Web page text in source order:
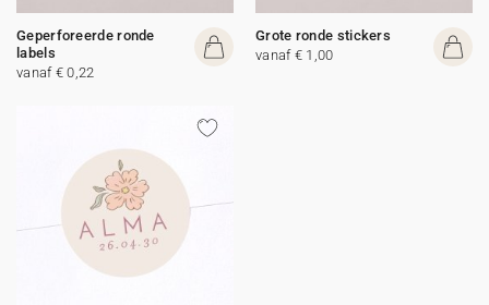
Geperforeerde ronde
labels
vanaf € 0,22
Grote ronde stickers
vanaf € 1,00